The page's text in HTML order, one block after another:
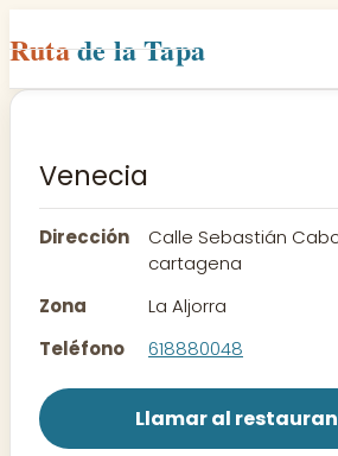
Rutade la Tapa
Inicio
Rutas
Contacto
Venecia
Dirección
Calle Sebastián
cartagena
Zona
La Aljorra
Teléfono
618880048
Llamar al